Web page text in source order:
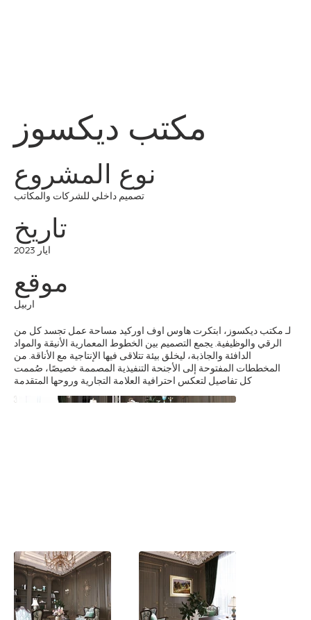
مكتب ديكسوز
نوع المشروع
تصميم داخلي للشركات والمكاتب
تاريخ
ايار 2023
موقع
اربيل
لـ مكتب ديكسوز، ابتكرت هاوس اوف اوركيد مساحة عمل تجسد كل من
الرقي والوظيفية. يجمع التصميم بين الخطوط المعمارية الأنيقة والمواد
الدافئة والجاذبة، ليخلق بيئة تتلاقى فيها الإنتاجية مع الأناقة. من
المخططات المفتوحة إلى الأجنحة التنفيذية المصممة خصيصًا، صُممت
كل تفاصيل لتعكس احترافية العلامة التجارية وروحها المتقدمة